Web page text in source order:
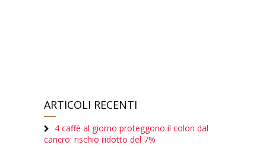
ARTICOLI RECENTI
4 caffè al giorno proteggono il colon dal
cancro: rischio ridotto del 7%